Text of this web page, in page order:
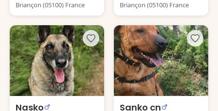
Briançon (05100) France
Briançon (05100) France
Nasko Sanko cn